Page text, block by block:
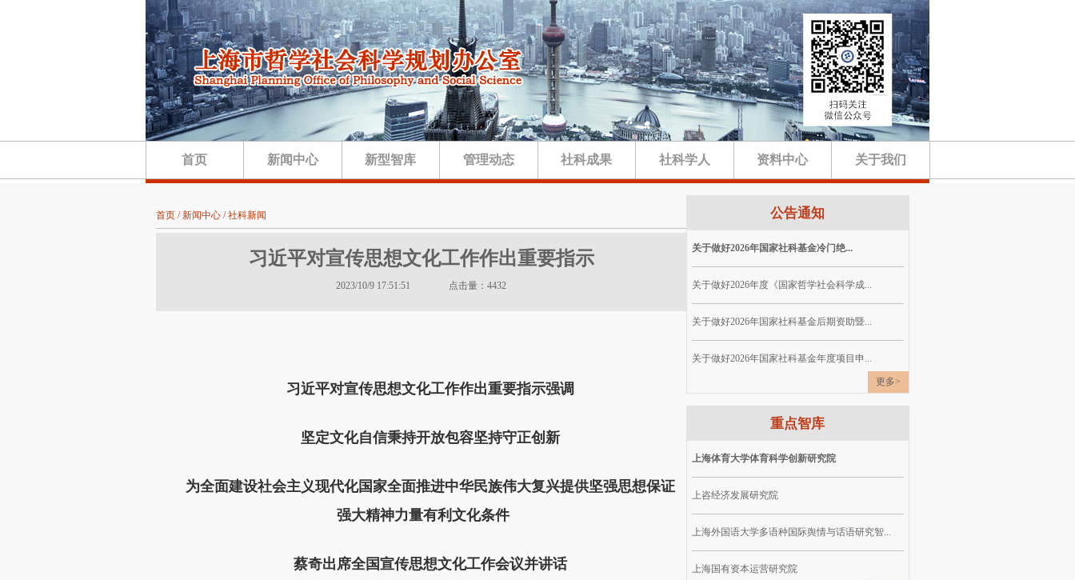
首页 新闻中心 新型智库 管理动态 社科成果 社科学人 资料中心 关于我们
首页 / 新闻中心 / 社科新闻
习近平对宣传思想文化工作作出重要指示
2023/10/9 17:51:51 点击量：4432
习近平对宣传思想文化工作作出重要指示强调
坚定文化自信秉持开放包容坚持守正创新
为全面建设社会主义现代化国家全面推进中华民族伟大复兴提供坚强思想保证
强大精神力量有利文化条件
蔡奇出席全国宣传思想文化工作会议并讲话
公告通知
关于做好2026年国家社科基金冷门绝...
关于做好2026年度《国家哲学社会科学成...
关于做好2026年国家社科基金后期资助暨...
关于做好2026年国家社科基金年度项目申...
更多>
重点智库
上海体育大学体育科学创新研究院
上咨经济发展研究院
上海外国语大学多语种国际舆情与话语研究智...
上海国有资本运营研究院